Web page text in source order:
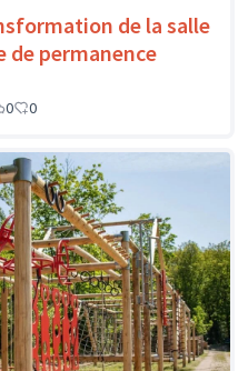
de la salle
de permanence
0 0